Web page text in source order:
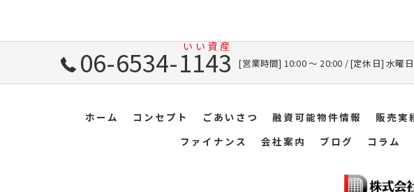
06-6534-1143 [営業時間] 10:00 〜 20:00 / [定休日] 水曜
ホーム コンセプト ごあいさつ 融資可能物件情報 販売実
ファイナンス
会社案内 ブログ コラム